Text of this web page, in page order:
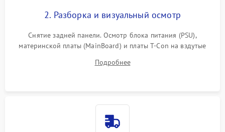
2. Разборка и визуальный осмотр
Снятие задней панели. Осмотр блока питания (PSU),
материнской платы (MainBoard) и платы T-Con на вздутые
Проверка надежности фиксации и целостности шлейфов.
Подробнее